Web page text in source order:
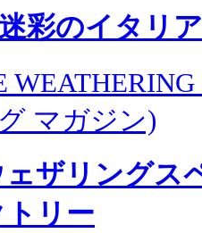
彩のイタリ
マガジン)
ザリングス
リー